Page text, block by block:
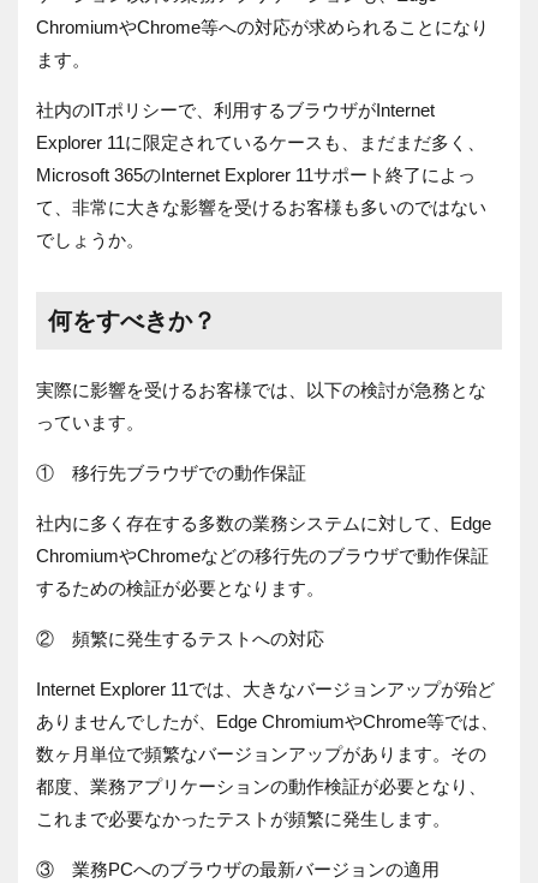
ChromiumやChrome等への対応が求められることになり
ます。
社内のITポリシーで、利用するブラウザがInternet
Explorer 11に限定されているケースも、まだまだ多く、
Microsoft 365のInternet Explorer 11サポート終了によっ
て、非常に大きな影響を受けるお客様も多いのではない
でしょうか。
何をすべきか？
実際に影響を受けるお客様では、以下の検討が急務とな
っています。
① 移行先ブラウザでの動作保証
社内に多く存在する多数の業務システムに対して、 Edge
ChromiumやChromeなどの移行先のブラウザで動作保証
するための検証が必要となります。
② 頻繁に発生するテストへの対応
Internet Explorer 11では、大きなバージョンアップが殆ど
ありませんでしたが、 Edge ChromiumやChrome等では、
数ヶ月単位で頻繁なバージョンアップがあります。その
都度、業務アプリケーションの動作検証が必要となり、
これまで必要なかったテストが頻繁に発生します。
③ 業務PCへのブラウザの最新バージョンの適用